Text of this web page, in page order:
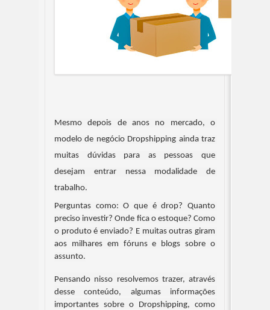
Mesmo depois de anos no mercado, o
modelo de negócio Dropshipping ainda traz
muitas dúvidas para as pessoas que
desejam entrar nessa modalidade de
trabalho.
Perguntas como: O que é drop? Quanto
preciso investir? Onde fica o estoque? Como
o produto é enviado? E muitas outras giram
aos milhares em fóruns e blogs sobre o
assunto.
Pensando nisso resolvemos trazer, através
desse conteúdo, algumas informações
importantes sobre o Dropshipping, como